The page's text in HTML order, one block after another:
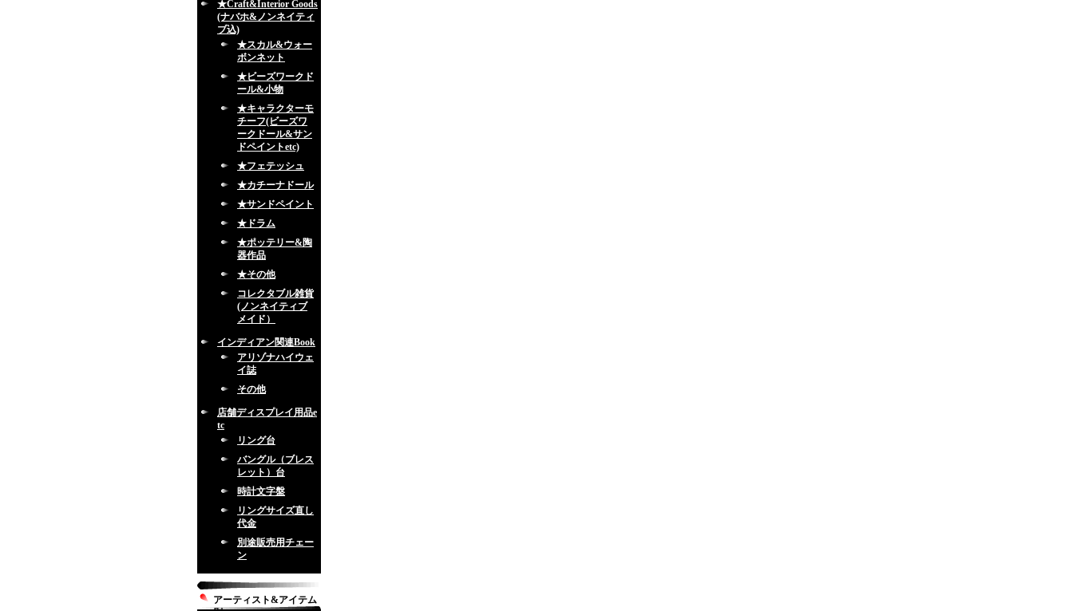
★Craft&Interior Goods
(ナバホ&ノンネイティ
ブ込)
★スカル&ウォー
ボンネット
★ビーズワークド
ール&小物
★キャラクターモ
チーフ(ビーズワ
ークドール&サン
ドペイントetc)
★フェテッシュ
★カチーナドール
★サンドペイント
★ドラム
★ポッテリー&陶
器作品
★その他
コレクタブル雑貨
(ノンネイティブ
メイド）
インディアン関連Book
アリゾナハイウェ
イ誌
その他
店舗ディスプレイ用品e
tc
リング台
バングル（ブレス
レット）台
時計文字盤
リングサイズ直し
代金
別途販売用チェー
ン
アーティスト&アイテム